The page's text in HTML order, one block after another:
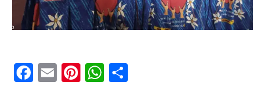
Facebook
Email PinterestWhatsApp